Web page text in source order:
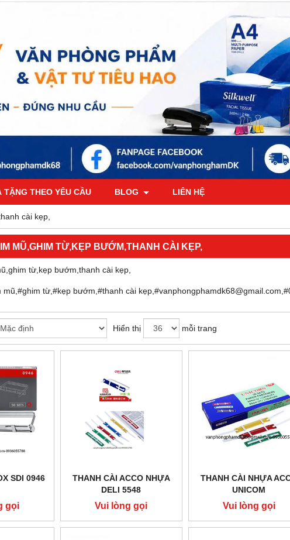
TẶNG THEO YÊU CẦU BLOG LIÊN HỆ
cài kẹp,
MŨ,GHIM TỪ,KẸP BƯỚM,THANH CÀI KẸP,
từ,kẹp bướm,thanh cài kẹp,
mũ,#ghim từ,#kẹp bướm,#thanh cài
Hiển thị mỗi trang
SDI 0946
gọi
THANH CÀI ACCO NHỰA
DELI 5548
Vui lòng gọi
THANH CÀI NHỰA
UNICOM
Vui lòng gọi